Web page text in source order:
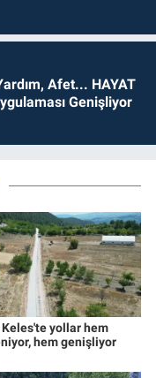
Afet... HAYAT
Genişliyor
Keles'te yollar hem
hem genişliyor